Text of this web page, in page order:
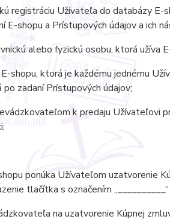
registráciu Užívateľa do databázy E-
E-shopu a Prístupových údajov a ich
alebo fyzickú osobu, ktorá užíva
shopu, ktorá je každému jednému
zadaní Prístupových údajov;
k predaju Užívateľovi
ponúka Užívateľom uzatvorenie
tlačítka s označením
na uzatvorenie Kúpnej